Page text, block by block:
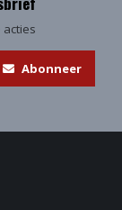
Abonneer